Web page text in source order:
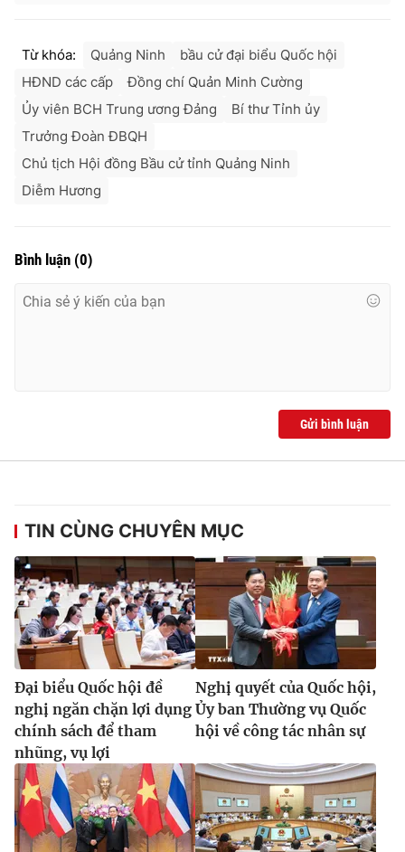
Từ khóa: Quảng Ninh
bầu cử đại biểu Quốc hội
HĐND các cấp
Đồng chí Quản Minh Cường
Ủy viên BCH Trung ương Đảng
Bí thư Tỉnh ủy
Trưởng Đoàn ĐBQH
Chủ tịch Hội đồng Bầu cử tỉnh Quảng Ninh
Diễm Hương
Bình luận (0)
Gửi bình luận
TIN CÙNG CHUYÊN MỤC
Đại biểu Quốc hội đề
nghị ngăn chặn lợi dụng
chính sách để tham
nhũng, vụ lợi
Nghị quyết của Quốc hội,
Ủy ban Thường vụ Quốc
hội về công tác nhân sự